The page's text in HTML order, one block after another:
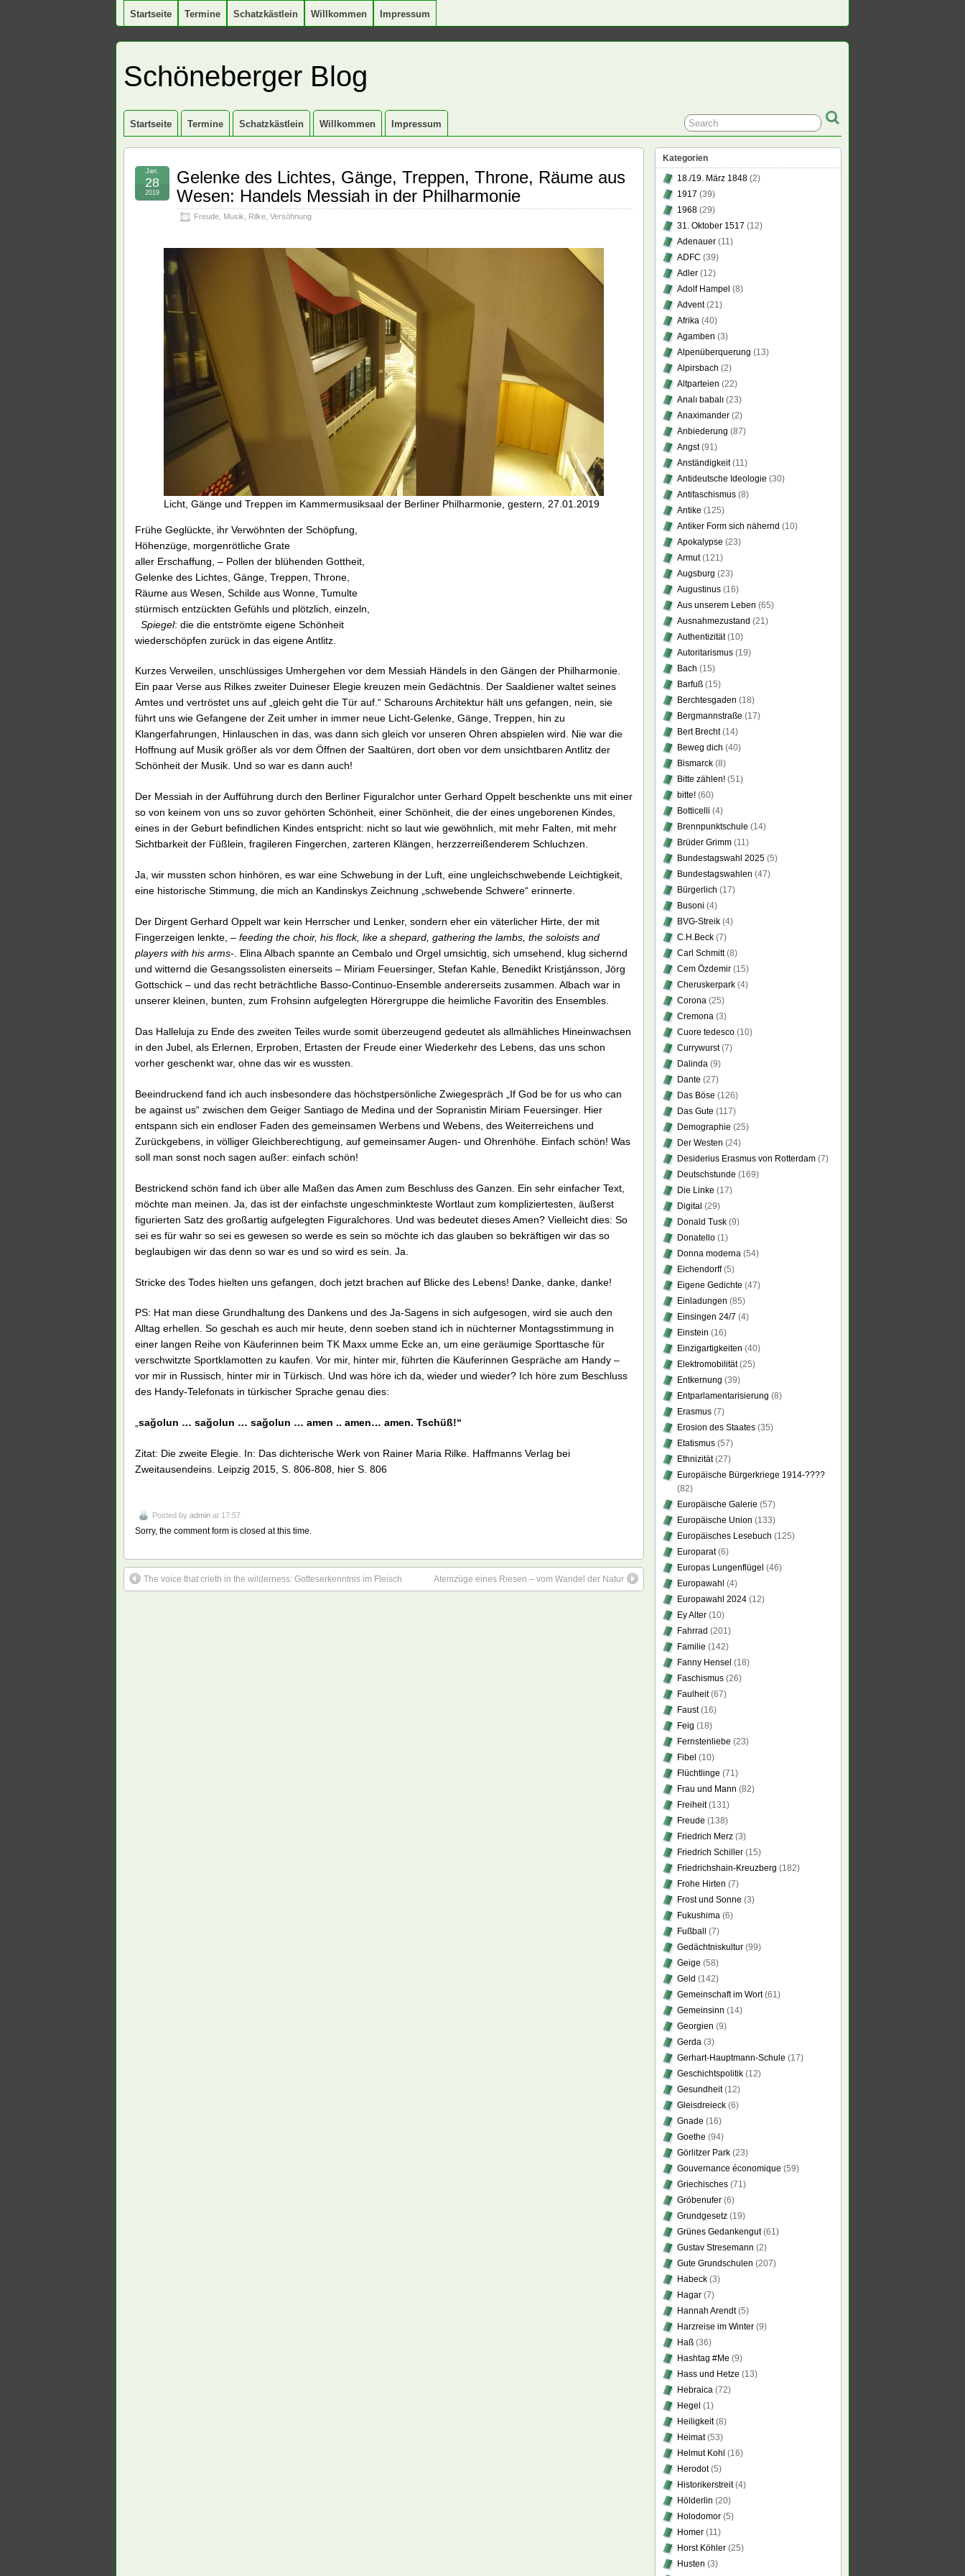
Startseite Termine Schatzkästlein Willkommen Impressum
Schöneberger Blog
Startseite Termine Schatzkästlein Willkommen Impressum
Gelenke des Lichtes, Gänge, Treppen, Throne, Räume aus
Wesen: Handels Messiah in der Philharmonie
Freude Musik Rilke Versöhnung
Jan.
28
2019
Licht, Gänge und Treppen im Kammermusiksaal der Berliner Philharmonie, gestern, 27.01.2019
Frühe Geglückte, ihr Verwöhnten der Schöpfung,
Höhenzüge, morgenrötliche Grate
aller Erschaffung, – Pollen der blühenden Gottheit,
Gelenke des Lichtes, Gänge, Treppen, Throne,
Räume aus Wesen, Schilde aus Wonne, Tumulte
stürmisch entzückten Gefühls und plötzlich, einzeln,
Spiegel: die die entströmte eigene Schönheit
wiederschöpfen zurück in das eigene Antlitz.
Kurzes Verweilen, unschlüssiges Umhergehen vor dem Messiah Händels in den Gängen der Philharmonie.
Ein paar Verse aus Rilkes zweiter Duineser Elegie kreuzen mein Gedächtnis. Der Saaldiener waltet seines
Amtes und vertröstet uns auf „gleich geht die Tür auf.“ Scharouns Architektur hält uns gefangen, nein, sie
führt uns wie Gefangene der Zeit umher in immer neue Licht-Gelenke, Gänge, Treppen, hin zu
Klangerfahrungen, Hinlauschen in das, was dann sich gleich vor unseren Ohren abspielen wird. Nie war die
Hoffnung auf Musik größer als vor dem Öffnen der Saaltüren, dort oben vor dem unsichtbaren Antlitz der
Schönheit der Musik. Und so war es dann auch!
Der Messiah in der Aufführung durch den Berliner Figuralchor unter Gerhard Oppelt beschenkte uns mit einer
so von keinem von uns so zuvor gehörten Schönheit, einer Schönheit, die der eines ungeborenen Kindes,
eines in der Geburt befindlichen Kindes entspricht: nicht so laut wie gewöhnlich, mit mehr Falten, mit mehr
Sichtbarkeit der Füßlein, fragileren Fingerchen, zarteren Klängen, herzzerreißenderem Schluchzen.
Ja, wir mussten schon hinhören, es war eine Schwebung in der Luft, eine ungleichschwebende Leichtigkeit,
eine historische Stimmung, die mich an Kandinskys Zeichnung „schwebende Schwere“ erinnerte.
Der Dirgent Gerhard Oppelt war kein Herrscher und Lenker, sondern eher ein väterlicher Hirte, der mit
Fingerzeigen lenkte, – feeding the choir, his flock, like a shepard, gathering the lambs, the soloists and
players with his arms-. Elina Albach spannte an Cembalo und Orgel umsichtig, sich umsehend, klug sichernd
und witternd die Gesangssolisten einerseits – Miriam Feuersinger, Stefan Kahle, Benedikt Kristjánsson, Jörg
Gottschick – und das recht beträchtliche Basso-Continuo-Ensemble andererseits zusammen. Albach war in
unserer kleinen, bunten, zum Frohsinn aufgelegten Hörergruppe die heimliche Favoritin des Ensembles.
Das Halleluja zu Ende des zweiten Teiles wurde somit überzeugend gedeutet als allmähliches Hineinwachsen
in den Jubel, als Erlernen, Erproben, Ertasten der Freude einer Wiederkehr des Lebens, das uns schon
vorher geschenkt war, ohne das wir es wussten.
Beeindruckend fand ich auch insbesondere das höchstpersönliche Zwiegespräch „If God be for us who can
be against us“ zwischen dem Geiger Santiago de Medina und der Sopranistin Miriam Feuersinger. Hier
entspann sich ein endloser Faden des gemeinsamen Werbens und Webens, des Weiterreichens und
Zurückgebens, in völliger Gleichberechtigung, auf gemeinsamer Augen- und Ohrenhöhe. Einfach schön! Was
soll man sonst noch sagen außer: einfach schön!
Bestrickend schön fand ich über alle Maßen das Amen zum Beschluss des Ganzen. Ein sehr einfacher Text,
möchte man meinen. Ja, das ist der einfachste ungeschminkteste Wortlaut zum kompliziertesten, äußerst
figurierten Satz des großartig aufgelegten Figuralchores. Und was bedeutet dieses Amen? Vielleicht dies: So
sei es für wahr so sei es gewesen so werde es sein so möchte ich das glauben so bekräftigen wir das so
beglaubigen wir das denn so war es und so wird es sein. Ja.
Stricke des Todes hielten uns gefangen, doch jetzt brachen auf Blicke des Lebens! Danke, danke, danke!
PS: Hat man diese Grundhaltung des Dankens und des Ja-Sagens in sich aufgesogen, wird sie auch den
Alltag erhellen. So geschah es auch mir heute, denn soeben stand ich in nüchterner Montagsstimmung in
einer langen Reihe von Käuferinnen beim TK Maxx umme Ecke an, um eine geräumige Sporttasche für
verschwitzte Sportklamotten zu kaufen. Vor mir, hinter mir, führten die Käuferinnen Gespräche am Handy –
vor mir in Russisch, hinter mir in Türkisch. Und was höre ich da, wieder und wieder? Ich höre zum Beschluss
des Handy-Telefonats in türkischer Sprache genau dies:
„sağolun … sağolun … sağolun … amen .. amen… amen. Tschüß!“
Zitat: Die zweite Elegie. In: Das dichterische Werk von Rainer Maria Rilke. Haffmanns Verlag bei
Zweitausendeins. Leipzig 2015, S. 806-808, hier S. 806
Posted by admin at 17:57
Sorry, the comment form is closed at this time.
The voice that crieth in the wilderness: Gotteserkenntnis im Fleisch Atemzüge eines Riesen – vom Wandel der Natur
Kategorien
18./19. März 1848 (2)
1917 (39)
1968 (29)
31. Oktober 1517 (12)
Adenauer (11)
ADFC (39)
Adler (12)
Adolf Hampel (8)
Advent(21)
Afrika (40)
Agamben (3)
Alpenüberquerung (13)
Alpirsbach (2)
Altparteien (22)
Analı babalı (23)
Anaximander (2)
Anbiederung (87)
Angst(91)
Anständigkeit(11)
Antideutsche Ideologie (30)
Antifaschismus (8)
Antike (125)
Antiker Form sich nähernd (10)
Apokalypse (23)
Armut(121)
Augsburg (23)
Augustinus (16)
Aus unserem Leben (65)
Ausnahmezustand (21)
Authentizität(10)
Autoritarismus (19)
Bach (15)
Barfuß (15)
Berchtesgaden (18)
Bergmannstraße (17)
Bert Brecht(14)
Beweg dich (40)
Bismarck (8)
Bitte zählen! (51)
bitte! (60)
Botticelli (4)
Brennpunktschule (14)
Brüder Grimm (11)
Bundestagswahl 2025 (5)
Bundestagswahlen (47)
Bürgerlich (17)
Busoni (4)
BVG-Streik (4)
C.H.Beck (7)
Carl Schmitt(8)
Cem Özdemir (15)
Cheruskerpark (4)
Corona (25)
Cremona (3)
Cuore tedesco (10)
Currywurst(7)
Dalinda (9)
Dante (27)
Das Böse (126)
Das Gute (117)
Demographie (25)
Der Westen (24)
Desiderius Erasmus von Rotterdam (7)
Deutschstunde (169)
Die Linke (17)
Digital (29)
Donald Tusk (9)
Donatello (1)
Donna moderna (54)
Eichendorff(5)
Eigene Gedichte (47)
Einladungen (85)
Einsingen 24/7 (4)
Einstein (16)
Einzigartigkeiten (40)
Elektromobilität(25)
Entkernung (39)
Entparlamentarisierung (8)
Erasmus (7)
Erosion des Staates (35)
Etatismus (57)
Ethnizität(27)
Europäische Bürgerkriege 1914-????
(82)
Europäische Galerie (57)
Europäische Union (133)
Europäisches Lesebuch (125)
Europarat(6)
Europas Lungenflügel (46)
Europawahl (4)
Europawahl 2024 (12)
Ey Alter (10)
Fahrrad (201)
Familie (142)
Fanny Hensel (18)
Faschismus (26)
Faulheit(67)
Faust(16)
Feig (18)
Fernstenliebe (23)
Fibel (10)
Flüchtlinge (71)
Frau und Mann (82)
Freiheit(131)
Freude (138)
Friedrich Merz (3)
Friedrich Schiller (15)
Friedrichshain-Kreuzberg (182)
Frohe Hirten (7)
Frost und Sonne (3)
Fukushima (6)
Fußball
(7)
Gedächtniskultur (99)
Geige (58)
Geld (142)
Gemeinschaft im Wort(61)
Gemeinsinn (14)
Georgien (9)
Gerda (3)
Gerhart-Hauptmann-Schule (17)
Geschichtspolitik (12)
Gesundheit(12)
Gleisdreieck (6)
Gnade (16)
Goethe (94)
Görlitzer Park (23)
Gouvernance économique (59)
Griechisches (71)
Gröbenufer (6)
Grundgesetz (19)
Grünes Gedankengut(61)
Gustav Stresemann (2)
Gute Grundschulen (207)
Habeck (3)
Hagar (7)
Hannah Arendt(5)
Harzreise im Winter (9)
Haß (36)
Hashtag #Me (9)
Hass und Hetze (13)
Hebraica (72)
Hegel (1)
Heiligkeit(8)
Heimat(53)
Helmut Kohl (16)
Herodot(5)
Historikerstreit(4)
Hölderlin (20)
Holodomor (5)
Homer (11)
Horst Köhler (25)
Husten (3)